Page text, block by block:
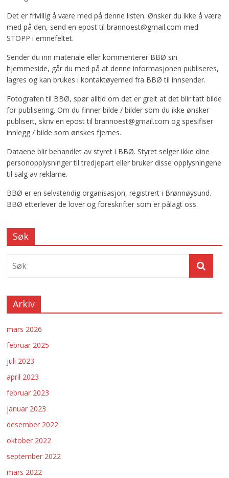
Det er frivillig å være med på denne listen. Ønsker du ikke å være
med på den, send en epost til brannoest@gmail.com med
STOPP i emnefeltet.
Sender du inn materiale eller kommenterer BBØ sin
hjemmeside, går du med på at denne informasjonen publiseres,
lagres og kan brukes i kontaktøyemed fra BBØ til innsender.
Fotografen til BBØ, spør alltid om det er greit at det blir tatt bilde
for publisering. Om du finner bilde / bilder som du ikke ønsker
publisert, skriv en epost til brannoest@gmail.com og spesifiser
innlegg / bilde som ønskes fjernes.
Dataene blir behandlet av styret i BBØ. Styret selger ikke dine
personopplysninger til tredjepart eller bruker disse opplysningene
til salg av reklame.
BBØ er en selvstendig organisasjon, registrert i Brønnøysund.
BBØ etterlever de lover og foreskrifter som er pålagt oss.
Søk
Arkiv
mars 2026
februar 2025
juli 2023
april 2023
februar 2023
januar 2023
desember 2022
oktober 2022
september 2022
mars 2022